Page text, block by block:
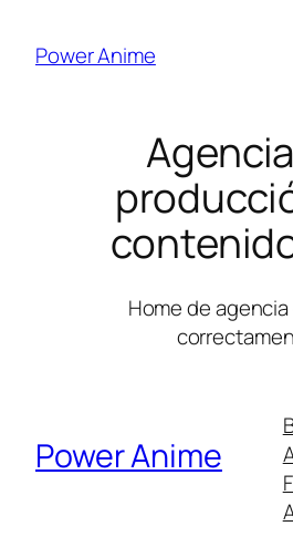
Power Anime
Home de
Power Anime